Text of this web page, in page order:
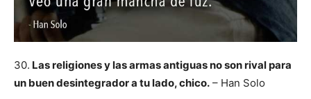
30. Las religiones y las armas antiguas no son rival para
un buen desintegrador a tu lado, chico. – Han Solo